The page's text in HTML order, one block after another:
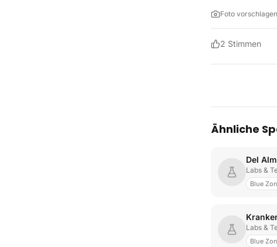
Foto vorschlagen
2 Stimmen
Ähnliche
Del
Labs &
Blue
Labs &
Blue